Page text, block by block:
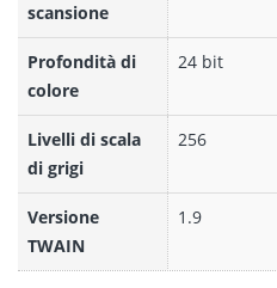
scansione
Profondità di
colore
24 bit
Livelli di scala
di grigi
256
Versione
TWAIN
1.9